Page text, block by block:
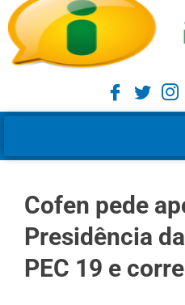
Cofen pede
Presidência
PEC 19 e